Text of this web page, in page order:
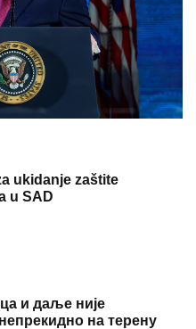
ukidanje zaštite
u SAD
и даље није
на терену